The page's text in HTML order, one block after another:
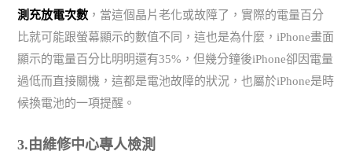
測充放電次數 ，當這個晶片老化或故障了，實際的電量百分
比就可能跟螢幕顯示的數值不同，這也是為什麼，iPhone畫面
顯示的電量百分比明明還有35%，但幾分鐘後iPhone卻因電量
過低而直接關機，這都是電池故障的狀況，也屬於iPhone是時
候換電池的一項提醒。
3.由維修中心專人檢測